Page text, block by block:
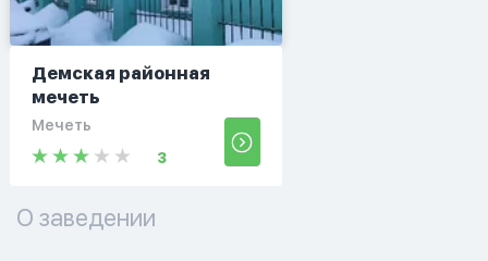
Демская районная
мечеть
Мечеть
3
О заведении